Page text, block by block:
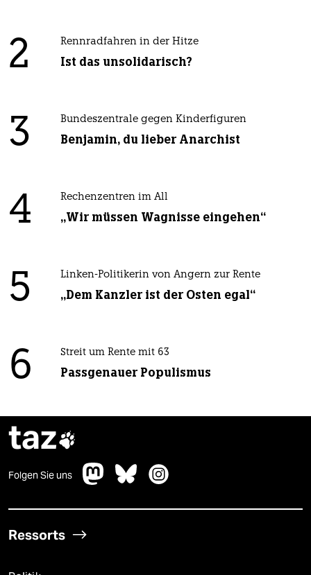
2 Rennradfahren in der Hitze
Ist das unsolidarisch?
3 Bundeszentrale gegen Kinderfiguren
Benjamin, du lieber Anarchist
4 Rechenzentren im All
„Wir müssen Wagnisse eingehen“
5 Linken-Politikerin von Angern zur Rente
„Dem Kanzler ist der Osten egal“
6 Streit um Rente mit 63
Passgenauer Populismus
taz
Folgen Sie uns
Ressorts